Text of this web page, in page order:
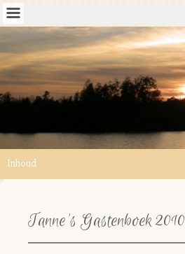
Inhoud
Tanne's Gastenboek 2010